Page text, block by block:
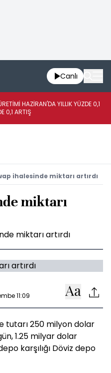
Canlı
HAZİRAN'DA YILLIK YÜZDE 0,1
0,1 ARTIŞ
ihalesinde miktarı artırdı
miktarı
miktarı artırdı
11:09
tutarı 250 milyon dolar
1.25 milyar dolar
karşılığı Döviz depo